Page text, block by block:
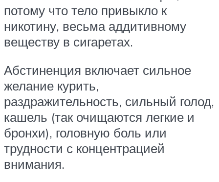
потому что тело привыкло к
никотину, весьма аддитивному
веществу в сигаретах.
Абстиненция включает сильное
желание курить,
раздражительность, сильный голод,
кашель (так очищаются легкие и
бронхи), головную боль или
трудности с концентрацией
внимания.